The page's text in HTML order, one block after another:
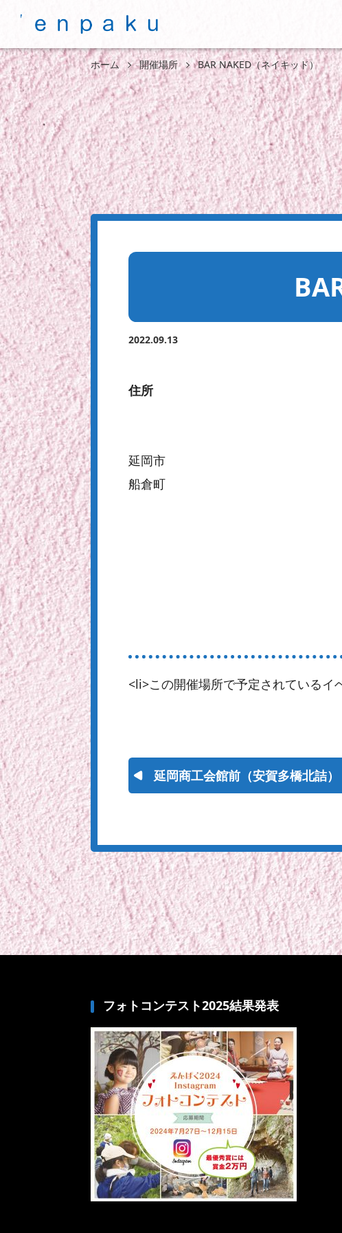
ホーム 開催場所 BAR NAKED（ネイキッド）
2022.09.13
住所
延岡市
船倉町
<li>この開催場所で予定されているイ
延岡商工会館前（安賀多橋北詰）
フォトコンテスト2025結果発表